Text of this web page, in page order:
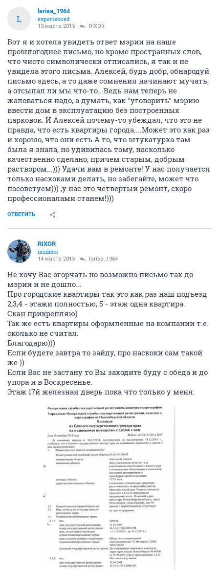
L
larisa_1964
experienced
13 марта 2015 RIXOR
Вот я и хотела увидеть ответ мэрии на наше
прошлогоднее письмо, но кроме пространных слов,
что чисто символически отписались, я так и не
увидела этого письма. Алексей, будь добр, обнародуй
письмо здесь, а то даже сомнения начинают мучать,
а отсылал ли мы что-то...Ведь нам теперь не
жаловаться надо, а думать, как "уговорить" мэрию
ввести дом в эксплуатацию без построенных
парковок. И Алексей почему-то убеждал, что это не
правда, что есть квартиры города....Может это как раз
и хорошо, что они есть.А то, что штукатурка там
была я знала, но удивилась тому, насколько
качественно сделано, причем старым, добрым
раствором...))) Удачи вам в ремонте! У нас получается
только наскоками делать, но забегайте, может что
посоветуем))) ,у нас это четвертый ремонт, скоро
профессионалами станем!)))
ОТВЕТИТЬ
RIXOR
member
14 марта 2015 larisa_1964
Не хочу Вас огорчать но возможно письмо так до
мэрии и не дошло...
Про городские квартиры так это как раз наш подъезд
2,3,4 - этажи полностью, 5 - этаж одна квартира.
Скан прикрепляю)
Так же есть квартиры оформленные на компании т.е.
сколько не считал.
Благодарю)))
Если будете завтра то зайду, про наскоки сам такой
же ))
Если Вас не застану то Вы заходите буду с обеда и до
упора и в Воскресенье.
Этаж 17й железная дверь пока что только у меня.